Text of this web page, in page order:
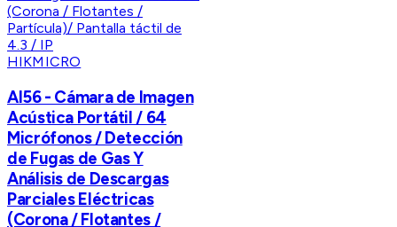
HIKMICRO
AI56 - Cámara de Imagen
Acústica Portátil / 64
Micrófonos / Detección
de Fugas de Gas Y
Análisis de Descargas
Parciales Eléctricas
(Corona / Flotantes /